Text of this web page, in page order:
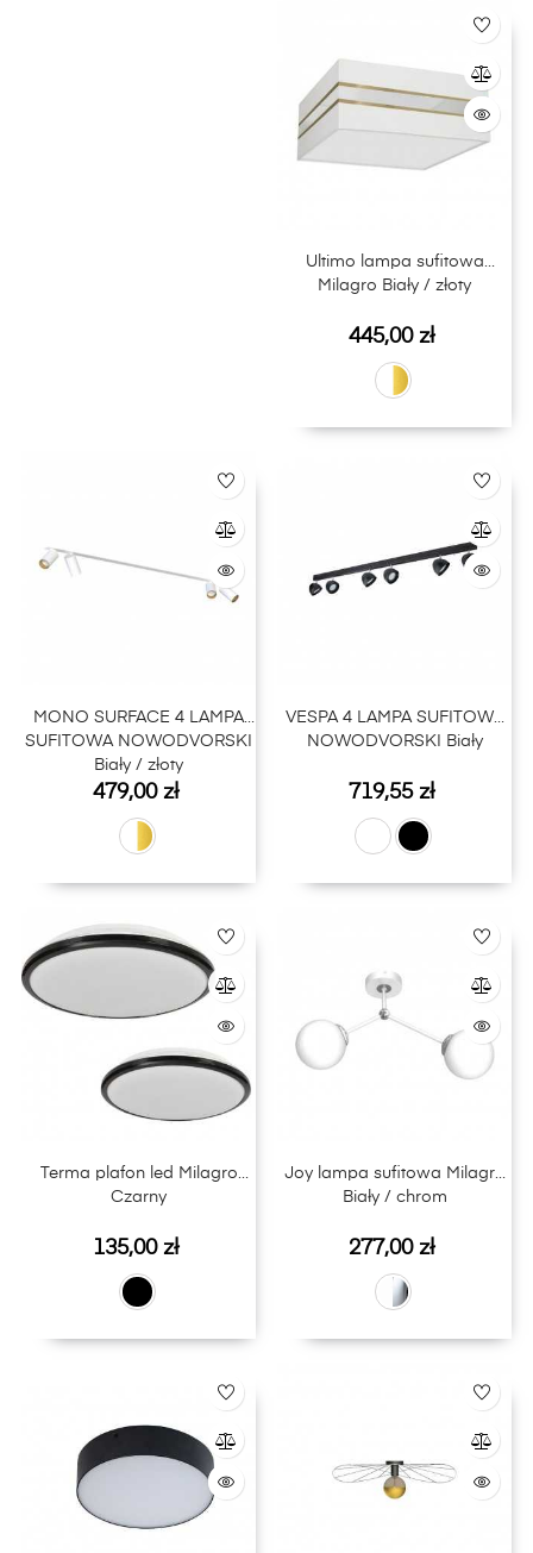
Ultimo lampa sufitowa
Milagro Biały / złoty
Cena
445,00 zł
MONO SURFACE 4 LAMPA
SUFITOWA NOWODVORSKI
Biały / złoty
Cena
479,00 zł
VESPA 4 LAMPA SUFITOWA
NOWODVORSKI Biały
Cena
719,55 zł
Terma plafon led Milagro
Czarny
Cena
135,00 zł
Joy lampa sufitowa Milagro
Biały / chrom
Cena
277,00 zł